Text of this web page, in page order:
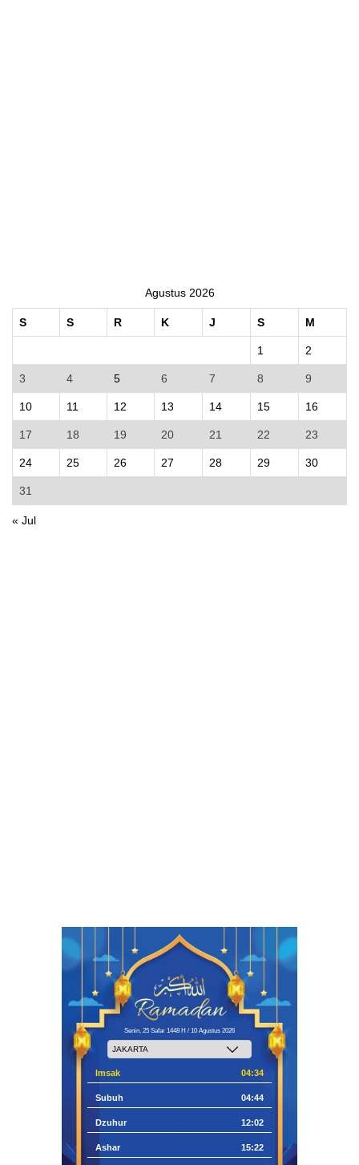
Agustus 2026
S S R K J S M
1 2
3 4 5 6 7 8 9
10 11 12 13 14 15 16
17 18 19 20 21 22 23
24 25 26 27 28 29 30
31
« Jul
Senin, 25 Safar 1448 H / 10 Agustus 2026
Imsak 04:34
Subuh 04:44
Dzuhur 12:02
Ashar 15:22